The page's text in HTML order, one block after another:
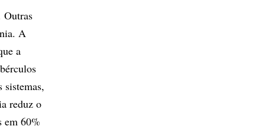
Outras
A
a
reduz o
em 60%